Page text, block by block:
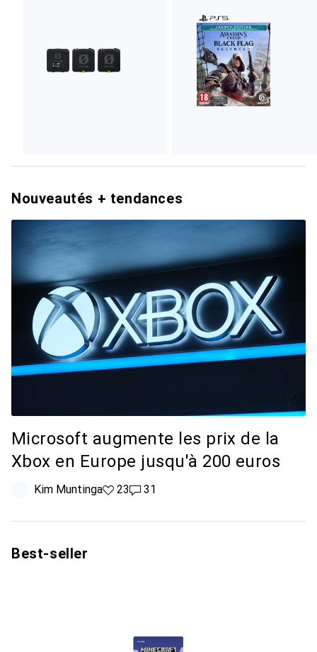
Nouveautés + tendances
Microsoft augmente les prix de la
Xbox en Europe jusqu'à 200 euros
Kim Muntinga23 likes
2331 commentaires
31
Best-seller